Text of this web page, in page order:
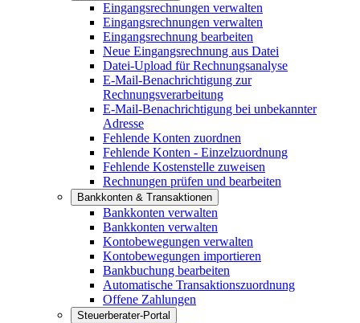
Eingangsrechnungen verwalten
Eingangsrechnungen verwalten
Eingangsrechnung bearbeiten
Neue Eingangsrechnung aus Datei
Datei-Upload für Rechnungsanalyse
E-Mail-Benachrichtigung zur
Rechnungsverarbeitung
E-Mail-Benachrichtigung bei unbekannter
Adresse
Fehlende Konten zuordnen
Fehlende Konten - Einzelzuordnung
Fehlende Kostenstelle zuweisen
Rechnungen prüfen und bearbeiten
Bankkonten & Transaktionen
Bankkonten verwalten
Bankkonten verwalten
Kontobewegungen verwalten
Kontobewegungen importieren
Bankbuchung bearbeiten
Automatische Transaktionszuordnung
Offene Zahlungen
Steuerberater-Portal